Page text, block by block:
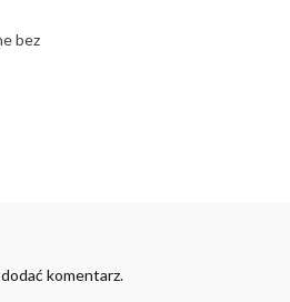
bez
komentarz.